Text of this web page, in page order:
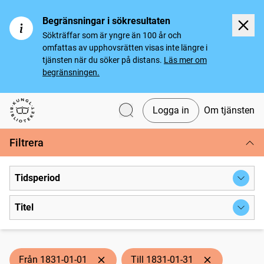
Begränsningar i sökresultaten
Sökträffar som är yngre än 100 år och
omfattas av upphovsrätten visas inte längre i
tjänsten när du söker på distans. Läs mer om
begränsningen.
Svenska tidningar
Logga in Om tjänsten
Filtrera
Tidsperiod
Titel
Från 1831-01-01 Till 1831-01-31